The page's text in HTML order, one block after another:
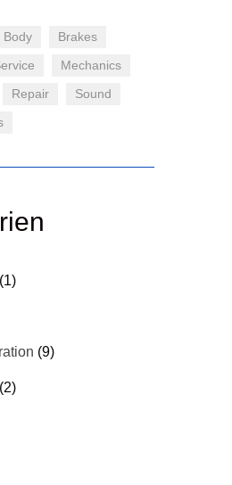
Body
Brakes
Mechanics
Repair
Sound
(1)
(9)
(2)